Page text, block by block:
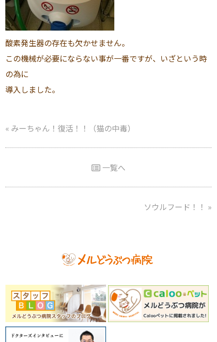
酸素発生器の存在も欠かせません。
この機械が必要にならない事が一番ですが、いざという時
の為に
導入しました。
« みーちゃん！復活！！（猫の中毒）
一覧へ
ソウルフード！！ »